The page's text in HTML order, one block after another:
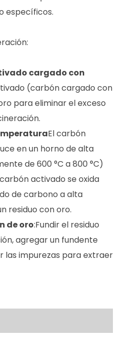
específicos.
cargado con
(carbón cargado con
para eliminar el exceso
El carbón
en un horno de alta
de 600 °C a 800 °C)
activado se oxida
de carbono a alta
residuo con oro.
de oro:Fundir el residuo
agregar un fundente
las impurezas para extraer